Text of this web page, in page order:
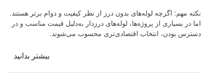
نکته مهم: اگرچه لوله‌های بدون درز از نظر کیفیت و دوام برتر هستند.
اما در بسیاری از پروژه‌ها، لوله‌های درزدار به‌دلیل قیمت مناسب و در
دسترس بودن، انتخاب اقتصادی‌تری محسوب می‌شوند.
بیشتر بدانید